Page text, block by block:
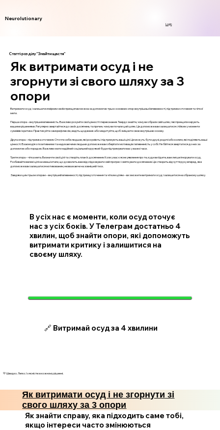
Neurolutionary
Login
Статті розділу "Знайти щастя"
Як витримати осуд і не
згорнути зі свого шляху за 3
опори
Витримати осуд і залишатися вірним своїм принципам можна за допомогою трьох основних опор: внутрішньої впевненості, підтримки оточення та чіткої
мети.
Перша опора – внутрішня впевненість. Важливо розуміти свої цінності і переконання. Твердо знайте, чому ви обрали свій шлях, і які принципи керують
вашими рішеннями. Регулярно звертайтеся до своїх досягнень та причин, чому ви почали цей шлях. Це допоможе вам залишатися стійким у моменти
сумнівів і критики. Практикуйте саморефлексію, ведіть щоденник або медитуйте, щоб зміцнити свою внутрішню основу.
Друга опора – підтримка оточення. Оточте себе людьми, які розуміють і підтримують ваші цілі. Це можуть бути друзі, родичі або колеги, які поділяють ваші
цінності. Взаємодія з позитивними та надихаючими людьми допоможе вам зберігати мотивацію і впевненість у собі. Не бійтеся звертатися до них за
допомогою або порадою. Важливо мати надійний соціальний круг, який буде підтримувати вас у важкі часи.
Третя опора – чітка мета. Визначте свої цілі та створіть план їх досягнення. Коли у вас є ясне уявлення про те, куди ви йдете, вам легше ігнорувати осуд.
Розбивайте великі цілі на менші етапи, що дозволить вам відслідковувати свій прогрес і святкувати досягнення. Це створить відчуття руху вперед, яке
допоможе вам залишатися мотивованим, незважаючи на зовнішній тиск.
Завдяки цим трьом опорам – внутрішній впевненості, підтримці оточення та чітким цілям – ви зможете витримати осуд і залишитися на обраному шляху.
В усіх нас є моменти, коли осуд оточує
нас з усіх боків. У Телеграм достатньо 4
хвилин, щоб знайти опори, які допоможуть
витримати критику і залишитися на
своєму шляху.
🔗 Витримай осуд за 4 хвилини
💛 Швидко. Легко. І з ясністю в кожному рішенні.
Як витримати осуд і не згорнути зі
свого шляху за 3 опори
Як знайти справу, яка підходить саме тобі,
якщо інтереси часто змінюються